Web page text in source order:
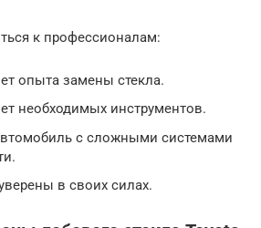
к профессионалам:
опыта замены стекла.
необходимых инструментов.
с сложными системами
в своих силах.